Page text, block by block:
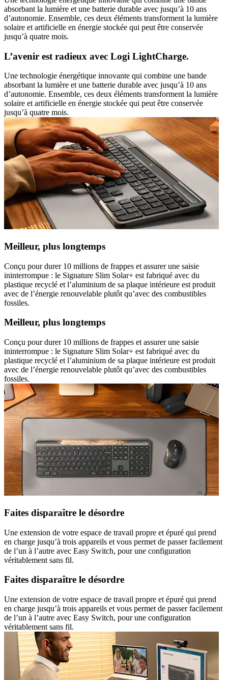
absorbant la lumière et une batterie durable avec jusqu’à 10 ans
d’autonomie. Ensemble, ces deux éléments transforment la lumière
solaire et artificielle en énergie stockée qui peut être conservée
jusqu’à quatre mois.
L’avenir est radieux avec Logi LightCharge.
Une technologie énergétique innovante qui combine une bande
absorbant la lumière et une batterie durable avec jusqu’à 10 ans
d’autonomie. Ensemble, ces deux éléments transforment la lumière
solaire et artificielle en énergie stockée qui peut être conservée
jusqu’à quatre mois.
Meilleur, plus longtemps
Conçu pour durer 10 millions de frappes et assurer une saisie
ininterrompue : le Signature Slim Solar+ est fabriqué avec du
plastique recyclé et l’aluminium de sa plaque intérieure est produit
avec de l’énergie renouvelable plutôt qu’avec des combustibles
fossiles.
Meilleur, plus longtemps
Conçu pour durer 10 millions de frappes et assurer une saisie
ininterrompue : le Signature Slim Solar+ est fabriqué avec du
plastique recyclé et l’aluminium de sa plaque intérieure est produit
avec de l’énergie renouvelable plutôt qu’avec des combustibles
fossiles.
Faites disparaître le désordre
Une extension de votre espace de travail propre et épuré qui prend
en charge jusqu’à trois appareils et vous permet de passer facilement
de l’un à l’autre avec Easy Switch, pour une configuration
véritablement sans fil.
Faites disparaître le désordre
Une extension de votre espace de travail propre et épuré qui prend
en charge jusqu’à trois appareils et vous permet de passer facilement
de l’un à l’autre avec Easy Switch, pour une configuration
véritablement sans fil.